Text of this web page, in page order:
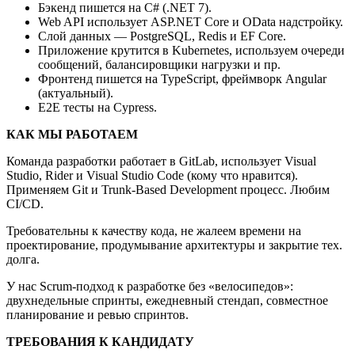
Бэкенд пишется на C# (.NET 7).
Web API использует ASP.NET Core и OData надстройку.
Слой данных — PostgreSQL, Redis и EF Core.
Приложение крутится в Kubernetes, используем очереди
сообщений, балансировщики нагрузки и пр.
Фронтенд пишется на TypeScript, фреймворк Angular
(актуальный).
E2E тесты на Cypress.
КАК МЫ РАБОТАЕМ
Команда разработки работает в GitLab, использует Visual
Studio, Rider и Visual Studio Code (кому что нравится).
Применяем Git и Trunk-Based Development процесс. Любим
CI/CD.
Требовательны к качеству кода, не жалеем времени на
проектирование, продумывание архитектуры и закрытие тех.
долга.
У нас Scrum-подход к разработке без «велосипедов»:
двухнедельные спринты, ежедневный стендап, совместное
планирование и ревью спринтов.
ТРЕБОВАНИЯ К КАНДИДАТУ